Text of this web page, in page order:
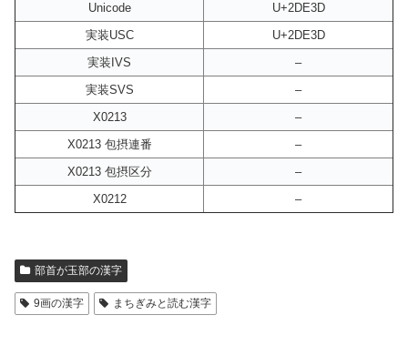
Unicode
U+2DE3D
実装USC
U+2DE3D
実装IVS
–
実装SVS
–
X0213
–
X0213 包摂連番
–
X0213 包摂区分
–
X0212
–
部首が玉部の漢字
9画の漢字 まちぎみと読む漢字